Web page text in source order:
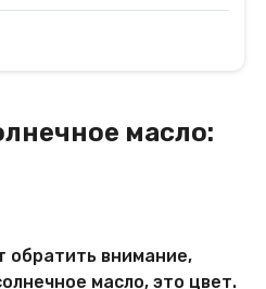
масло:
обратить внимание,
масло, это цвет.